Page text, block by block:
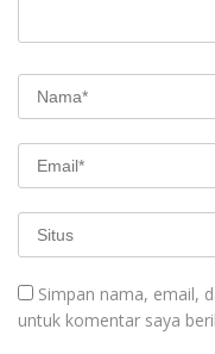
Simpan nama, email,
untuk komentar saya